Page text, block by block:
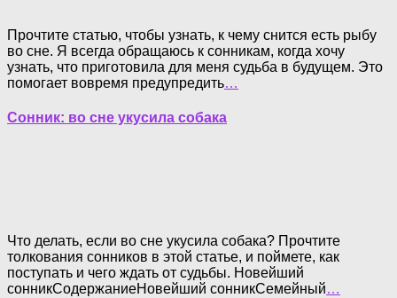
Прочтите статью, чтобы узнать, к чему снится есть рыбу
во сне. Я всегда обращаюсь к сонникам, когда хочу
узнать, что приготовила для меня судьба в будущем. Это
помогает вовремя предупредить…
Сонник: во сне укусила собака
Что делать, если во сне укусила собака? Прочтите
толкования сонников в этой статье, и поймете, как
поступать и чего ждать от судьбы. Новейший
сонникСодержаниеНовейший сонникСемейный…